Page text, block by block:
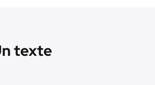
texte